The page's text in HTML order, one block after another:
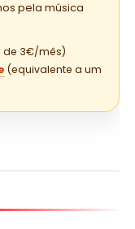
pela música
de 3€/mês)
(equivalente a um